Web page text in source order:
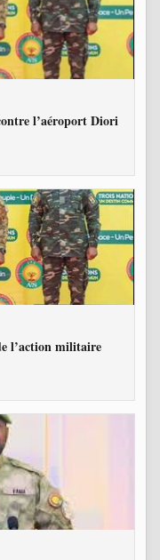
l’aéroport Diori
l’action militaire